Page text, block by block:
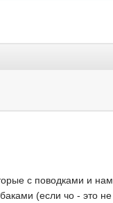
с поводками и
(если чо - это не